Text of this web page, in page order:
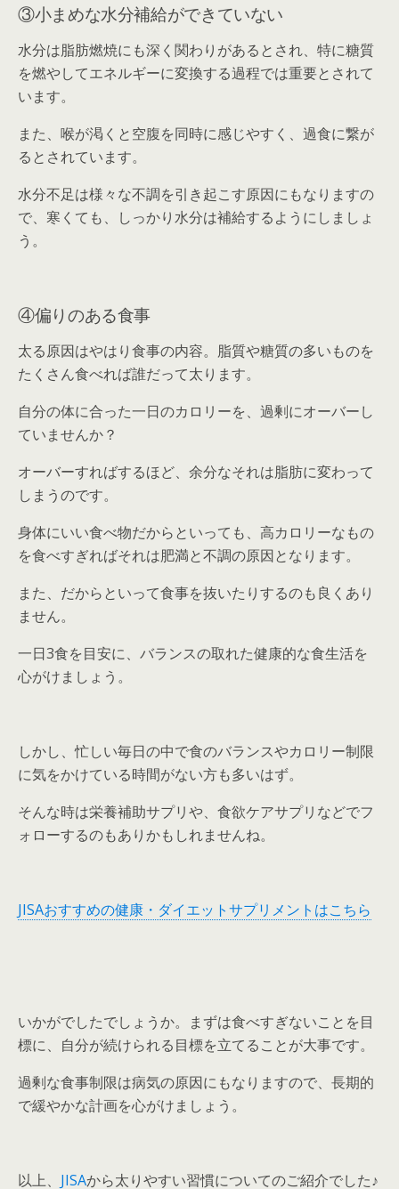
③小まめな水分補給ができていない
水分は脂肪燃焼にも深く関わりがあるとされ、特に糖質
を燃やしてエネルギーに変換する過程では重要とされて
います。
また、喉が渇くと空腹を同時に感じやすく、過食に繋が
るとされています。
水分不足は様々な不調を引き起こす原因にもなりますの
で、寒くても、しっかり水分は補給するようにしましょ
う。
④偏りのある食事
太る原因はやはり食事の内容。脂質や糖質の多いものを
たくさん食べれば誰だって太ります。
自分の体に合った一日のカロリーを、過剰にオーバーし
ていませんか？
オーバーすればするほど、余分なそれは脂肪に変わって
しまうのです。
身体にいい食べ物だからといっても、高カロリーなもの
を食べすぎればそれは肥満と不調の原因となります。
また、だからといって食事を抜いたりするのも良くあり
ません。
一日3食を目安に、バランスの取れた健康的な食生活を
心がけましょう。
しかし、忙しい毎日の中で食のバランスやカロリー制限
に気をかけている時間がない方も多いはず。
そんな時は栄養補助サプリや、食欲ケアサプリなどでフ
ォローするのもありかもしれませんね。
JISAおすすめの健康・ダイエットサプリメントはこちら
いかがでしたでしょうか。まずは食べすぎないことを目
標に、自分が続けられる目標を立てることが大事です。
過剰な食事制限は病気の原因にもなりますので、長期的
で緩やかな計画を心がけましょう。
以上、 JISAから太りやすい習慣についてのご紹介でした♪